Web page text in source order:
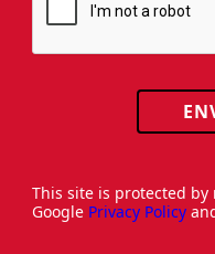
This site is protected by
Google Privacy Policy